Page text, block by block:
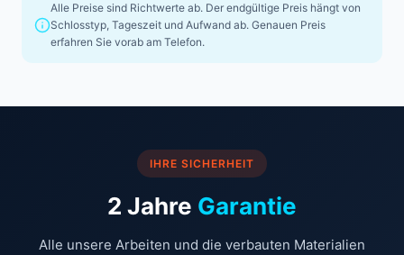
Alle Preise sind Richtwerte ab. Der endgültige Preis hängt von
Schlosstyp, Tageszeit und Aufwand ab. Genauen Preis
erfahren Sie vorab am Telefon.
IHRE SICHERHEIT
2 Jahre Garantie
Alle unsere Arbeiten und die verbauten Materialien